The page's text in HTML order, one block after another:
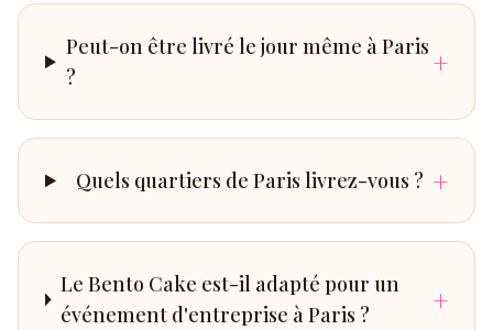
Peut-on être livré le jour même à Paris
?
+
Quels quartiers de Paris livrez-vous ? +
Le Bento Cake est-il adapté pour un
événement d'entreprise à Paris ?
+